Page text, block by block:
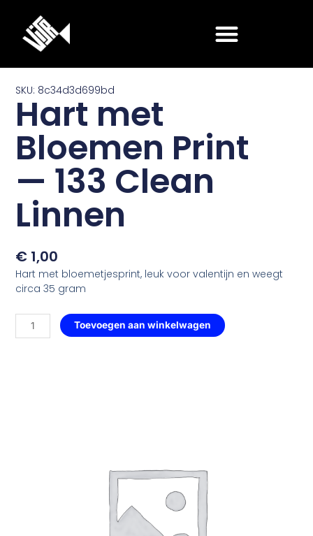
SKU: 8c34d3d699bd
Hart met
Bloemen Print
— 133 Clean
Linnen
€ 1,00
Hart met bloemetjesprint, leuk voor valentijn en weegt
circa 35 gram
Hart
met
Toevoegen aan winkelwagen